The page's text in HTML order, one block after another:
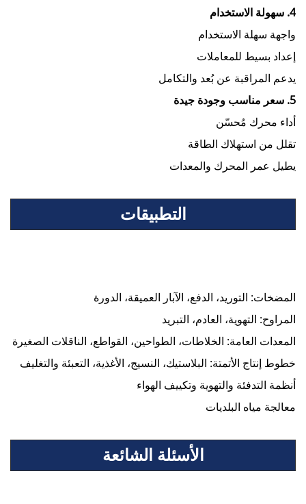
4. سهولة الاستخدام
واجهة سهلة الاستخدام
إعداد بسيط للمعاملات
يدعم المراقبة عن بُعد والتكامل
5. سعر مناسب وجودة جيدة
أداء محرك مُحسّن
تقلل من استهلاك الطاقة
يطيل عمر المحرك والمعدات
التطبيقات
المضخات: التوريد، الدفع، الآبار العميقة، الدورة
المراوح: التهوية، العادم، التبريد
المعدات العامة: الخلاطات، الطواحين، القواطع، الناقلات الصغيرة
خطوط إنتاج الأتمتة: البلاستيك، النسيج، الأغذية، التعبئة والتغليف
أنظمة التدفئة والتهوية وتكييف الهواء
معالجة مياه البلديات
الأسئلة الشائعة